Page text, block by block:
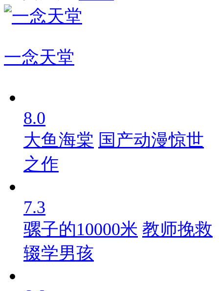
一念天堂
8.0
大鱼海棠 国产动漫惊世
之作
7.3
骡子的10000米 教师挽救
辍学男孩